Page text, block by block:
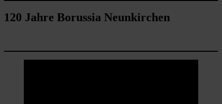
120 Jahre Borussia Neunkirchen